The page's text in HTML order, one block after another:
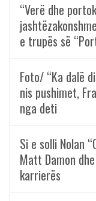
“Verë dhe
e trupës së
Foto/ “Ka dalë
nis pushimet,
nga deti
Si e solli Nolan
Matt Damon
karrierës